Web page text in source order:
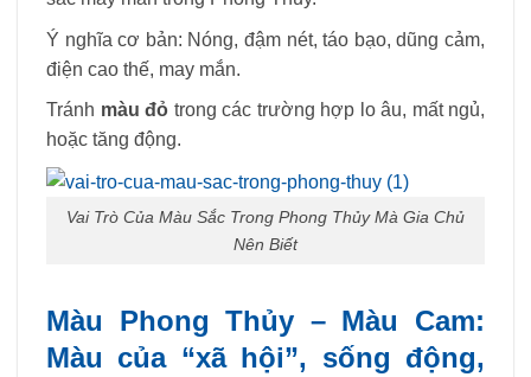
Ý nghĩa cơ bản: Nóng, đậm nét, táo bạo, dũng cảm,
điện cao thế, may mắn.
Tránh màu đỏ trong các trường hợp lo âu, mất ngủ,
hoặc tăng động.
Vai Trò Của Màu Sắc Trong Phong Thủy Mà Gia Chủ
Nên Biết
Màu Phong Thủy – Màu Cam:
Màu của “xã hội”, sống động,